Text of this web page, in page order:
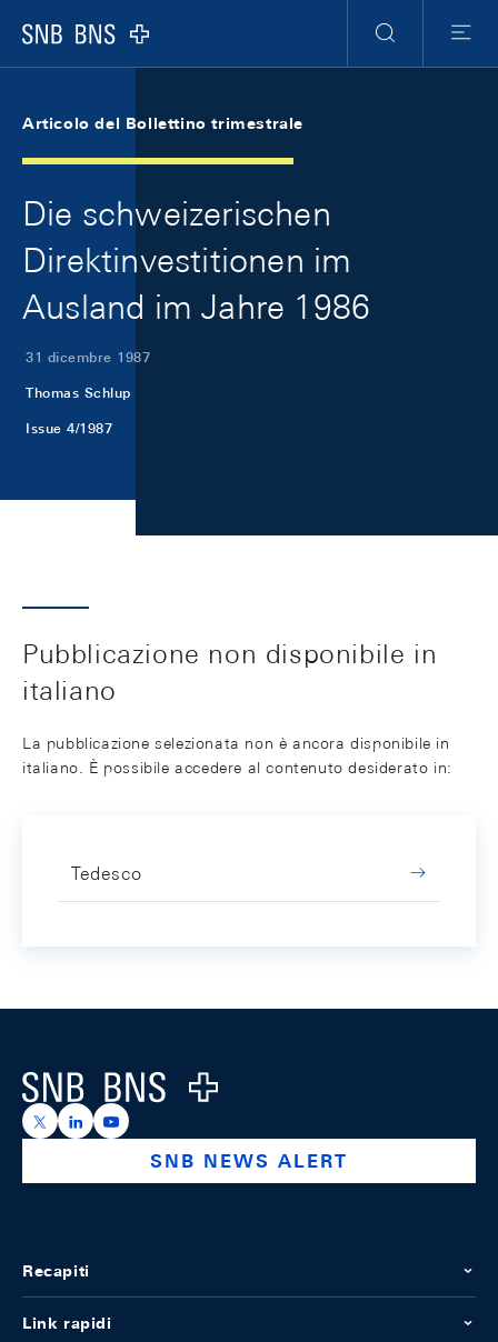
Logo
Ricerca
Menu
Articolo del Bollettino trimestrale
Die schweizerischen
Direktinvestitionen im
Ausland im Jahre 1986
31 dicembre 1987
Thomas Schlup
Issue 4/1987
Pubblicazione non disponibile in
italiano
La pubblicazione selezionata non è ancora disponibile in
italiano. È possibile accedere al contenuto desiderato in:
Tedesco
Logo
https://x.com/snb_bns
https://ch.linkedin.com/company/swiss-national-
https://www.youtube.com/@swissnationalbank
SNB NEWS ALERT
Recapiti
Link rapidi